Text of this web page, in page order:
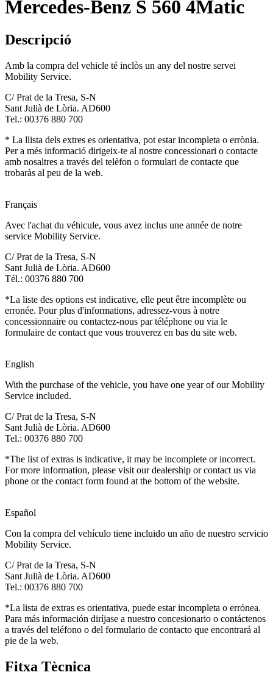
Mercedes-Benz S 560 4Matic
Descripció
Amb la compra del vehicle té inclòs un any del nostre servei
Mobility Service.
C/ Prat de la Tresa, S-N
Sant Julià de Lòria. AD600
Tel.: 00376 880 700
* La llista dels extres es orientativa, pot estar incompleta o errònia.
Per a més informació dirigeix-te al nostre concessionari o contacte
amb nosaltres a través del telèfon o formulari de contacte que
trobaràs al peu de la web.
Français
Avec l'achat du véhicule, vous avez inclus une année de notre
service Mobility Service.
C/ Prat de la Tresa, S-N
Sant Julià de Lòria. AD600
Tél.: 00376 880 700
*La liste des options est indicative, elle peut être incomplète ou
erronée. Pour plus d'informations, adressez-vous à notre
concessionnaire ou contactez-nous par téléphone ou via le
formulaire de contact que vous trouverez en bas du site web.
English
With the purchase of the vehicle, you have one year of our Mobility
Service included.
C/ Prat de la Tresa, S-N
Sant Julià de Lòria. AD600
Tel.: 00376 880 700
*The list of extras is indicative, it may be incomplete or incorrect.
For more information, please visit our dealership or contact us via
phone or the contact form found at the bottom of the website.
Español
Con la compra del vehículo tiene incluido un año de nuestro servicio
Mobility Service.
C/ Prat de la Tresa, S-N
Sant Julià de Lòria. AD600
Tel.: 00376 880 700
*La lista de extras es orientativa, puede estar incompleta o errónea.
Para más información diríjase a nuestro concesionario o contáctenos
a través del teléfono o del formulario de contacto que encontrará al
pie de la web.
Fitxa Tècnica